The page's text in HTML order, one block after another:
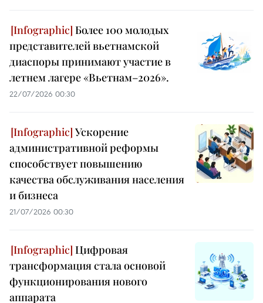
Более 100 молодых
представителей вьетнамской
диаспоры принимают участие в
летнем лагере «Вьетнам–2026».
22/07/2026 00:30
Ускорение
административной реформы
способствует повышению
качества обслуживания населения
и бизнеса
21/07/2026 00:30
Цифровая
трансформация стала основой
функционирования нового
аппарата